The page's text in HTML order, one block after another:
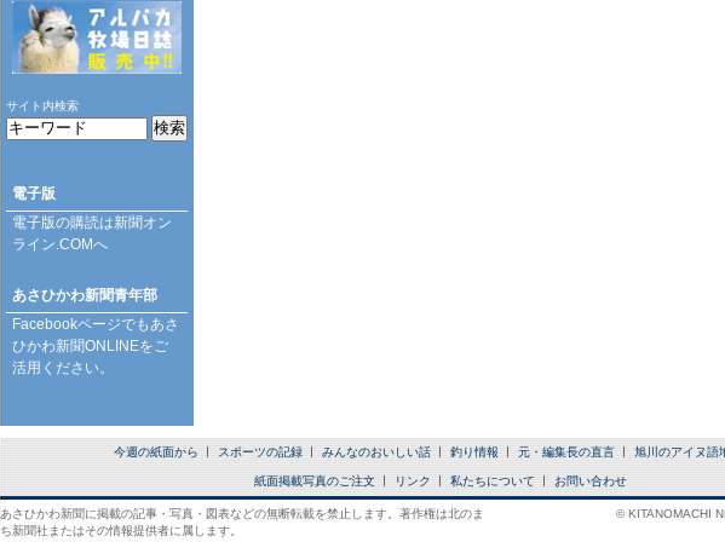
サイト内検索
電子版
電子版の購読は新聞オン
ライン.COMへ
あさひかわ新聞青年部
Facebookページでもあさ
ひかわ新聞ONLINEをご
活用ください。
今週の紙面から スポーツの記録 みんなのおいしい話 釣り情報 元・編集長の直言 旭川のアイヌ語
紙面掲載写真のご注文 リンク 私たちについて お問い合わせ
あさひかわ新聞に掲載の記事・写真・図表などの無断転載を禁止します。著作権は北のま
ち新聞社またはその情報提供者に属します。
© KITANOMACHI